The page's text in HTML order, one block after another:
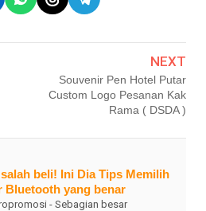
NEXT
Souvenir Pen Hotel Putar
Custom Logo Pesanan Kak
Rama ( DSDA )
beli! Ini Dia Tips Memilih
Bluetooth yang benar
- Sebagian besar